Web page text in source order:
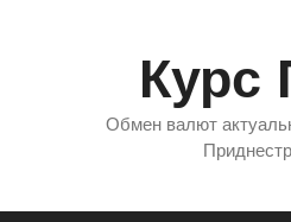
Курс
Обмен валют